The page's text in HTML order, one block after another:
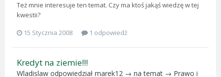
Też mnie interesuje ten temat. Czy ma ktoś jakąś wiedzę w tej
kwestii?
15 Stycznia 2008
1 odpowiedź
Kredyt na ziemie!!!
Wladislaw odpowiedział marek12 → na temat → Prawo i